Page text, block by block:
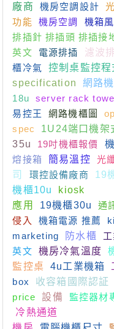
廠商
機房空調設計
功能
機房空調 機箱
排插針 排插頭 排插接
英文
電源排插 濾波
櫃冷氣
控制桌監控程
specification
網路
18u
server rack
易控王
網路機櫃圖
spec
1U24端口機架
35u
19吋機櫃報價
熔接箱
簡易溫控 光
司
環控設備廠商 19
機櫃10u
kiosk
應用
19機櫃30u 通
侵入
機箱電源 推薦
marketing
防水櫃
英文
機房冷氣溫度
監控桌
4u工業機箱
box
收容箱國際認証
price
設備 監控器材
冷熱通道